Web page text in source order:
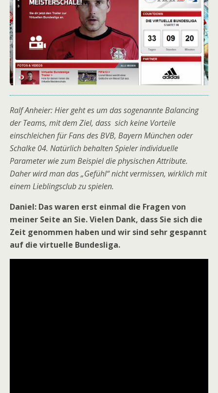
Ralf Anheier: Hier geht es um das sogenannte Balancing
der Teams, mit dem Ziel, dass sich keine Vorteile
einschleichen für Fans des BVB, Bayern München oder
Schalke 04. Natürlich behalten Spieler individuelle
Parameter wie zum Beispiel die physischen Attribute.
Daher wird man das „Gefühl“ nicht vermissen, wirklich mit
einem Lieblingsclub zu spielen.
Daniel: Das waren erst einmal die Fragen von
meiner Seite an Sie. Vielen Dank, dass Sie sich die
Zeit genommen haben und wir sind sehr gespannt
auf die virtuelle Bundesliga.